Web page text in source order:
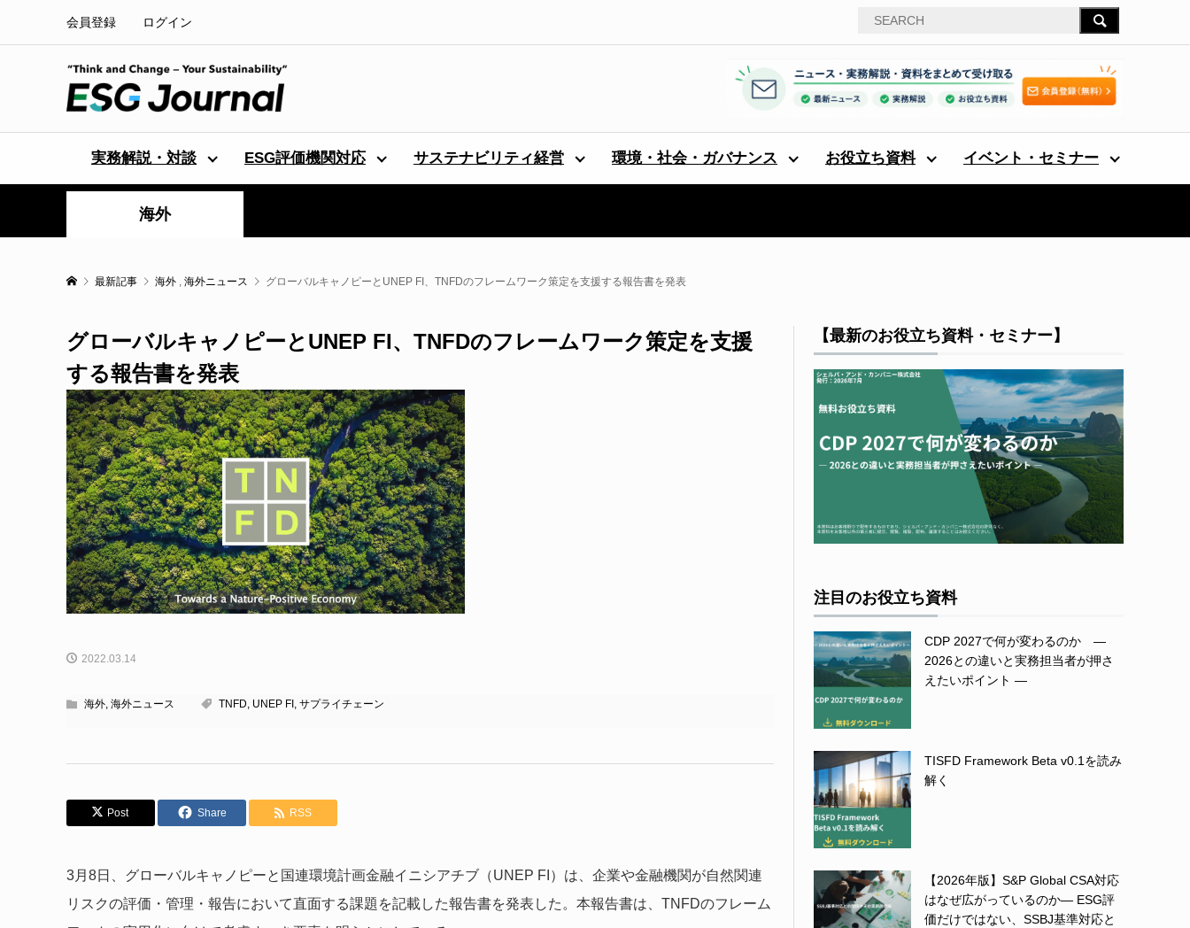
会員登録 ログイン
実務解説・対談 ESG評価機関対応 サステナビリティ経営 環境・社会・ガバナンス お役立ち資料 イベント・セミナー
海外
最新記事 海外 , 海外ニュース グローバルキャノピーとUNEP FI、TNFDのフレームワーク策定を支援する報告書を発表
グローバルキャノピーとUNEP FI、TNFDのフレームワーク策定を支援
する報告書を発表
2022.03.14
海外, 海外ニュース TNFD, UNEP FI , サプライチェーン
Post Share RSS
3月8日、グローバルキャノピーと国連環境計画金融イニシアチブ（UNEP FI）は、企業や金融機関が自然関連
リスクの評価・管理・報告において直面する課題を記載した報告書を発表した。 本報告書は、TNFDのフレーム
【最新のお役立ち資料・セミナー】
注目のお役立ち資料
CDP 2027で何が変わるのか ―
2026との違いと実務担当者が押さ
えたいポイント ―
TISFD Framework Beta v0.1を読み
解く
【2026年版】S&P Global CSA対応
はなぜ広がっているのか― ESG評
価だけではない、SSBJ基準対応と